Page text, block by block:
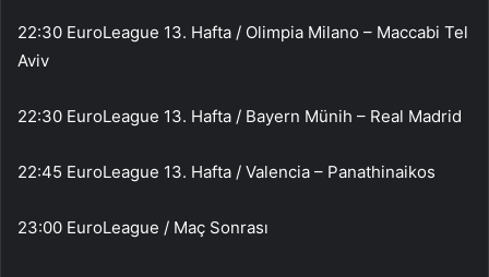
22:30 EuroLeague 13. Hafta / Olimpia Milano – Maccabi Tel
Aviv
22:30 EuroLeague 13. Hafta / Bayern Münih – Real Madrid
22:45 EuroLeague 13. Hafta / Valencia – Panathinaikos
23:00 EuroLeague / Maç Sonrası